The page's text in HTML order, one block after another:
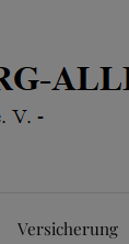
Versicherung